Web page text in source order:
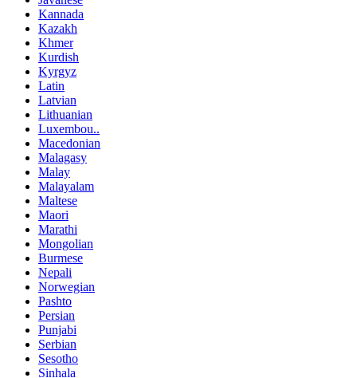
Kannada
Kazakh
Khmer
Kurdish
Kyrgyz
Latin
Latvian
Lithuanian
Luxembou..
Macedonian
Malagasy
Malay
Malayalam
Maltese
Maori
Marathi
Mongolian
Burmese
Nepali
Norwegian
Pashto
Persian
Punjabi
Serbian
Sesotho
Sinhala